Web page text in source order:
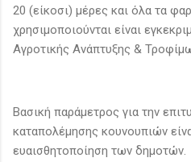
20 (είκοσι) μέρες και όλα τα
χρησιμοποιούνται είναι
Αγροτικής Ανάπτυξης &
Βασική παράμετρος για την
καταπολέμησης κουνουπιών
ευαισθητοποίηση των δημοτών.